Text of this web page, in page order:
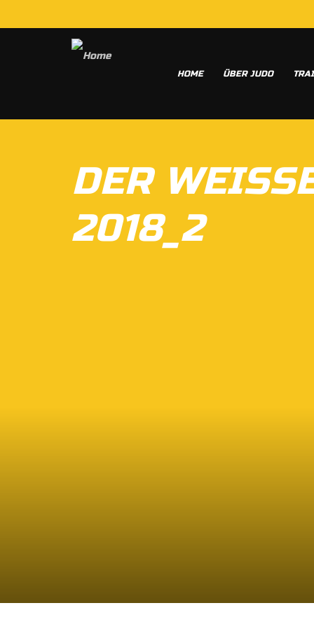
HOME ÜBER JUDO
DER
2018_2